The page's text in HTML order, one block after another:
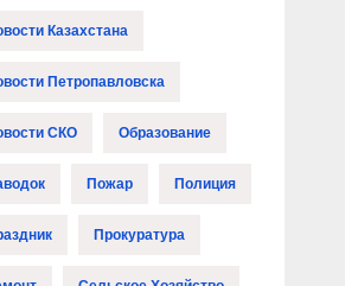
Казахстана
Петропавловска
СКО Образование
Пожар Полиция
Прокуратура